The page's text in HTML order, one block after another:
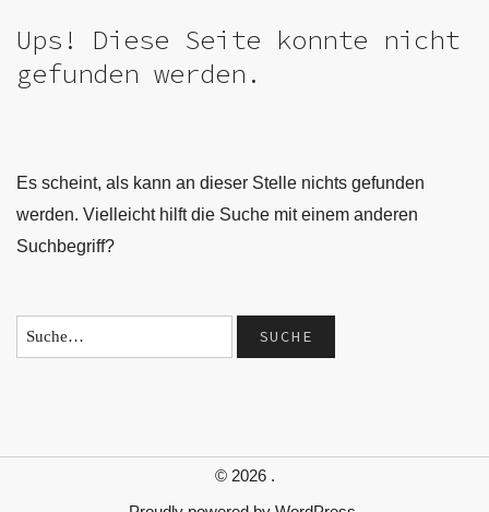
Ups! Diese Seite konnte nicht
gefunden werden.
Es scheint, als kann an dieser Stelle nichts gefunden
werden. Vielleicht hilft die Suche mit einem anderen
Suchbegriff?
© 2026 .